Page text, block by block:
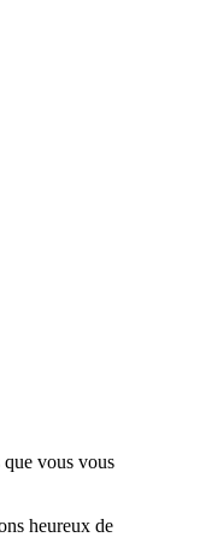
vous vous
heureux de